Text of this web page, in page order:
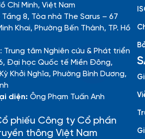
Chí Minh, Việt Nam
Tầng 8, Tòa nhà The Sarus – 67
Khai, Phường Bến Thành, TP. Hồ
Trung tâm Nghiên cứu & Phát triển
Đại học Quốc tế Miền Đông,
Khởi Nghĩa, Phường Bình Dương,
diện: Ông Phạm Tuấn Anh
phiếu Công ty Cổ phần
thông Việt Nam